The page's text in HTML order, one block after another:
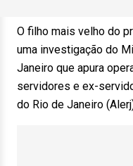
O filho mais velho do
uma investigação do
Janeiro que apura
servidores e ex-
do Rio de Janeiro